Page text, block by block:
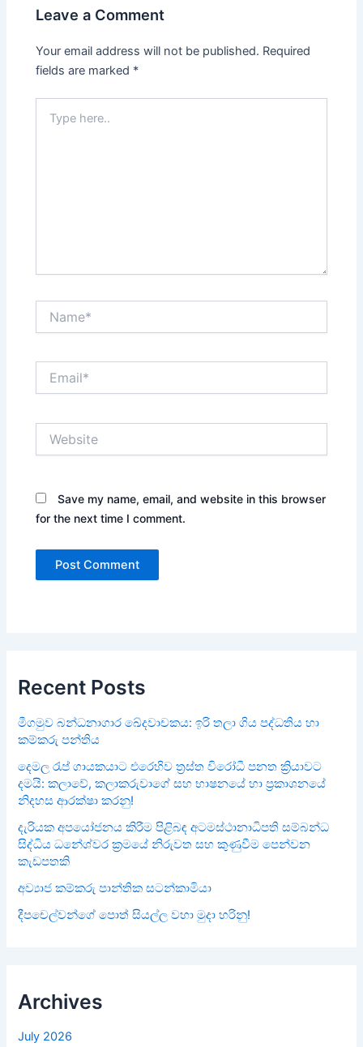
Leave a Comment
Your email address will not be published. Required
fields are marked *
here..
Save my name, email, and website in this browser
for the next time I comment.
Recent Posts
මීගමුව බන්ධනාගාර ඛේදවාචකය: ඉරි තලා ගිය පද්ධතිය හා
කම්කරු පන්තිය
දෙමල රැප් ගායකයාට එරෙහිව ත්‍රස්ත විරෝධී පනත ක්‍රියාවට
දමයි: කලාවේ, කලාකරුවාගේ සහ භාෂනයේ හා ප්‍රකාශනයේ
නිදහස ආරක්ෂා කරනු!
දැරියක අපයෝජනය කිරීම පිළිබඳ අටමස්ථානාධිපති සම්බන්ධ
සිද්ධිය ධනේශ්වර ක්‍රමයේ නිරුවත සහ කුණුවීම පෙන්වන
කැඩපතකි
අව්‍යාජ කම්කරු පාන්තික සටන්කාමියා
දීපචෙල්වන්ගේ පොත් සියල්ල වහා මුදා හරිනු!
Archives
July 2026